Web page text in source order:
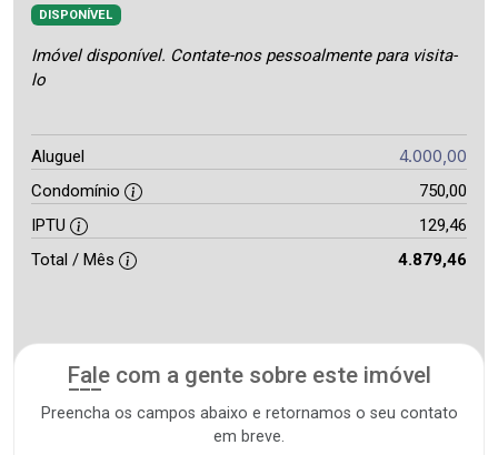
DISPONÍVEL
Imóvel disponível. Contate-nos pessoalmente para visita-
lo
Aluguel 4.000,00
Condomínio
750,00
IPTU
129,46
Total / Mês
4.879,46
Fale com a gente sobre este imóvel
Preencha os campos abaixo e retornamos o seu contato
em breve.